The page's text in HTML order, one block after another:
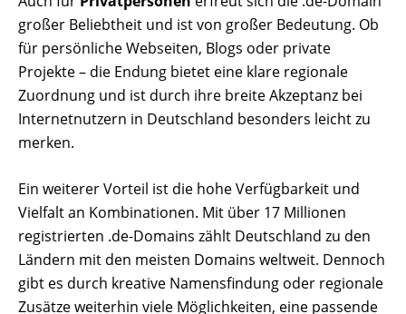
großer Beliebtheit und ist von großer Bedeutung. Ob
für persönliche Webseiten, Blogs oder private
Projekte – die Endung bietet eine klare regionale
Zuordnung und ist durch ihre breite Akzeptanz bei
Internetnutzern in Deutschland besonders leicht zu
merken.
Ein weiterer Vorteil ist die hohe Verfügbarkeit und
Vielfalt an Kombinationen. Mit über 17 Millionen
registrierten .de-Domains zählt Deutschland zu den
Ländern mit den meisten Domains weltweit. Dennoch
gibt es durch kreative Namensfindung oder regionale
Zusätze weiterhin viele Möglichkeiten, eine passende